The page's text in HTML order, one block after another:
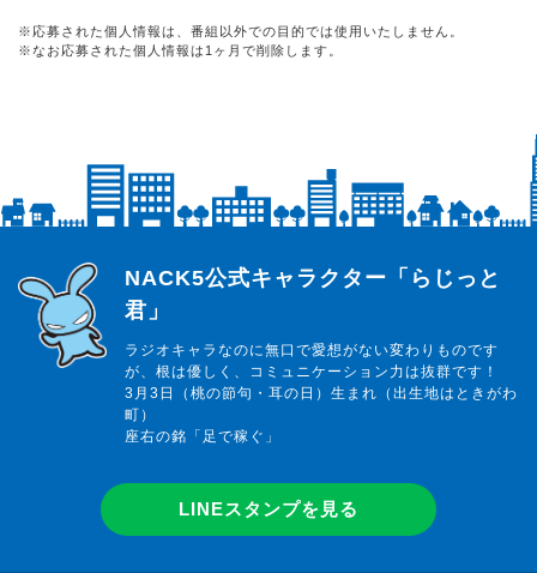
※応募された個人情報は、番組以外での目的では使用いたしません。
※なお応募された個人情報は1ヶ月で削除します。
らじっと君
NACK5公式キャラクター「らじっと
君」
ラジオキャラなのに無口で愛想がない変わりものです
が、根は優しく、コミュニケーション力は抜群です！
3月3日（桃の節句・耳の日）生まれ（出生地はときがわ
町）
座右の銘「足で稼ぐ」
LINEスタンプを見る